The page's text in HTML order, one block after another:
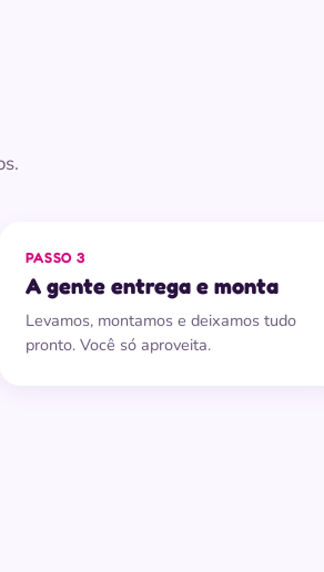
PASSO 3
A gente entrega e monta
Levamos, montamos e deixamos tudo
pronto. Você só aproveita.